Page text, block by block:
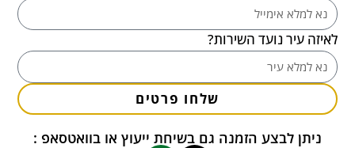
לאיזה עיר נועד השירות?
שלחו פרטים
ניתן לבצע הזמנה גם בשיחת ייעוץ או בוואטסאפ :